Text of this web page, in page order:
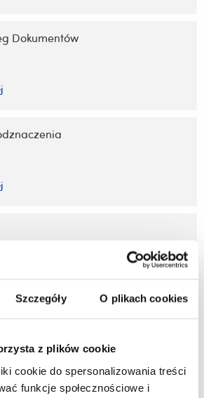
Szczegóły O plikach cookies
z plików cookie
cookie do spersonalizowania treści
funkcje społecznościowe i
Dokumentów